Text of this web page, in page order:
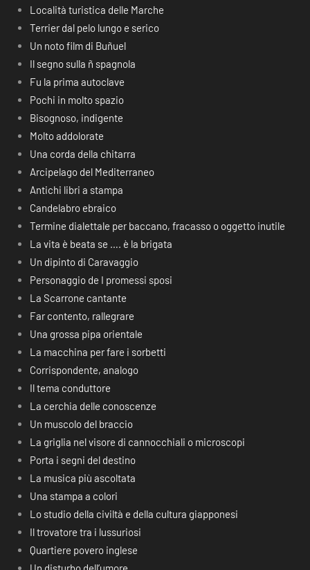
Località turistica delle Marche
Terrier dal pelo lungo e serico
Un noto film di Buñuel
Il segno sulla ñ spagnola
Fu la prima autoclave
Pochi in molto spazio
Bisognoso, indigente
Molto addolorate
Una corda della chitarra
Arcipelago del Mediterraneo
Antichi libri a stampa
Candelabro ebraico
Termine dialettale per baccano, fracasso o oggetto inutile
La vita è beata se …. è la brigata
Un dipinto di Caravaggio
Personaggio de I promessi sposi
La Scarrone cantante
Far contento, rallegrare
Una grossa pipa orientale
La macchina per fare i sorbetti
Corrispondente, analogo
Il tema conduttore
La cerchia delle conoscenze
Un muscolo del braccio
La griglia nel visore di cannocchiali o microscopi
Porta i segni del destino
La musica più ascoltata
Una stampa a colori
Lo studio della civiltà e della cultura giapponesi
Il trovatore tra i lussuriosi
Quartiere povero inglese